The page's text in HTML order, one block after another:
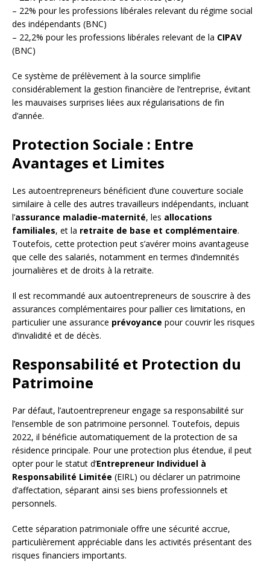
– 22% pour les professions libérales relevant du régime social
des indépendants (BNC)
– 22,2% pour les professions libérales relevant de la CIPAV
(BNC)
Ce système de prélèvement à la source simplifie
considérablement la gestion financière de l’entreprise, évitant
les mauvaises surprises liées aux régularisations de fin
d’année.
Protection Sociale : Entre
Avantages et Limites
Les autoentrepreneurs bénéficient d’une couverture sociale
similaire à celle des autres travailleurs indépendants, incluant
l’assurance maladie-maternité, les allocations
familiales, et la retraite de base et complémentaire.
Toutefois, cette protection peut s’avérer moins avantageuse
que celle des salariés, notamment en termes d’indemnités
journalières et de droits à la retraite.
Il est recommandé aux autoentrepreneurs de souscrire à des
assurances complémentaires pour pallier ces limitations, en
particulier une assurance prévoyance pour couvrir les risques
d’invalidité et de décès.
Responsabilité et Protection du
Patrimoine
Par défaut, l’autoentrepreneur engage sa responsabilité sur
l’ensemble de son patrimoine personnel. Toutefois, depuis
2022, il bénéficie automatiquement de la protection de sa
résidence principale. Pour une protection plus étendue, il peut
opter pour le statut d’Entrepreneur Individuel à
Responsabilité Limitée (EIRL) ou déclarer un patrimoine
d’affectation, séparant ainsi ses biens professionnels et
personnels.
Cette séparation patrimoniale offre une sécurité accrue,
particulièrement appréciable dans les activités présentant des
risques financiers importants.